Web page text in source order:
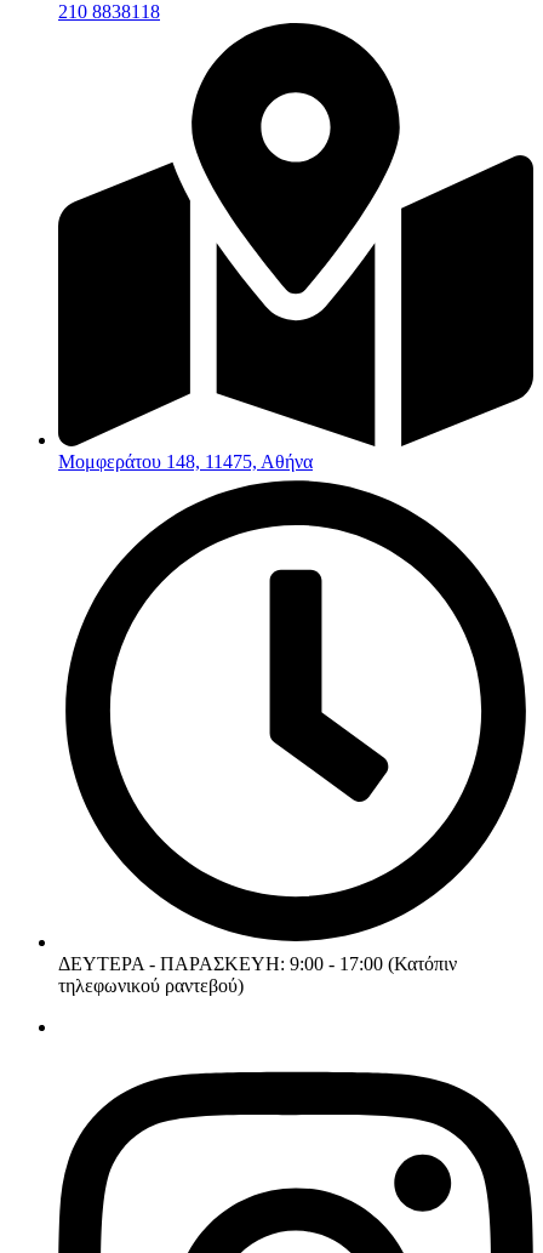
210 8838118
Μομφεράτου 148, 11475, Αθήνα
ΔΕΥΤΕΡΑ - ΠΑΡΑΣΚΕΥΗ: 9:00 - 17:00 (Κατόπιν
τηλεφωνικού ραντεβού)